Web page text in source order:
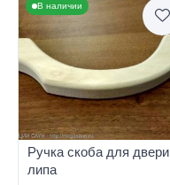
В наличии
Ручка скоба для двери
липа